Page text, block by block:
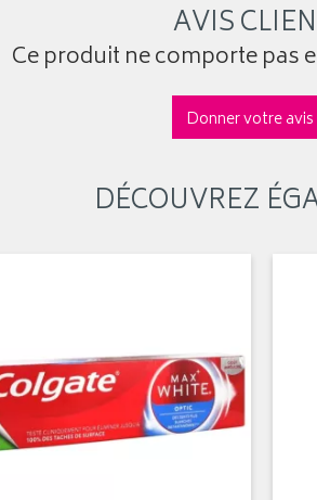
AVIS
Ce produit ne comporte pas
Donner votre avis
DÉCOUVREZ